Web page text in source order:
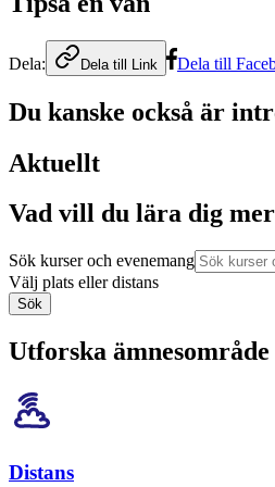
Dela: Dela till Link Dela till
Du kanske också är
Aktuellt
Vad vill du lära dig
Sök kurser och evenemang
Välj plats eller distans
Sök
Utforska ämnesområde
Distans